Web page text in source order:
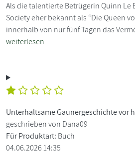
Als die talentierte Betrügerin Quinn Le
Society eher bekannt als “Die Queen
innerhalb von nur fünf Tagen das
weiterlesen
Unterhaltsame Gaunergeschichte vor
geschrieben von Dana09
Für Produktart: Buch
04.06.2026 14:35